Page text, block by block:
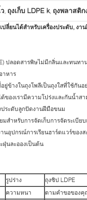
, ถุงเก็บ LDPE k, ถุงพลาสติก
ลี่ยนได้สำหรับเครื่องประดับ, งา
ปลอดสารพิษไม่มีกลิ่นและทน
าหาร
ข้างในถุงโพลีเป็นถุงใสที่ใช้กัน
ด้ของเรามีความโปร่งและกันน้
ประดับลูกปัดงานฝีมือขนม
สำหรับการจัดเก็บการจัดระเบี
อุปกรณ์การเรียนฮาร์ดแวร์ของ
ฝุ่นละอองเป็นต้น
รูปร่าง
ถุงซิป LDPE
ความหนา
ตามคำขอของ